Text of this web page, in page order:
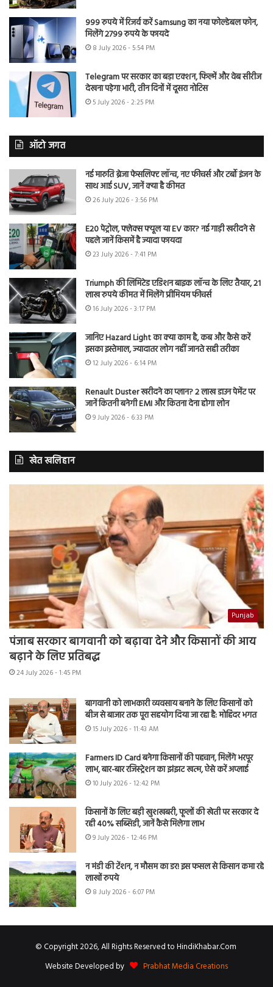
999 रुपये में रिजर्व करें Samsung का नया फोल्डेबल फोन,
मिलेंगे 2799 रुपये के फायदे
8 July 2026 - 5:54 PM
Telegram पर सरकार का बड़ा एक्शन, फिल्में और वेब सीरीज
देखना पड़ेगा भारी, तीन दिनों में दूसरा नोटिस
5 July 2026 - 2:25 PM
ऑटो जगत
नई मारुति ब्रेजा फेसलिफ्ट लॉन्च, नए फीचर्स और टर्बो इंजन के
साथ आई SUV, जानें क्या है कीमत
26 July 2026 - 3:56 PM
E20 पेट्रोल, फ्लेक्स फ्यूल या EV कार? नई गाड़ी खरीदने से
पहले जानें किसमें है ज्यादा फायदा
23 July 2026 - 7:41 PM
Triumph की लिमिटेड एडिशन बाइक लॉन्च के लिए तैयार, 21
लाख रुपये कीमत में मिलेंगे प्रीमियम फीचर्स
16 July 2026 - 3:17 PM
जानिए Hazard Light का क्या काम है, कब और कैसे करें
इसका इस्तेमाल, ज्यादातर लोग नहीं जानते सही तरीका
12 July 2026 - 6:14 PM
Renault Duster खरीदने का प्लान? 2 लाख डाउन पेमेंट पर
जानें कितनी बनेगी EMI और कितना देना होगा लोन
9 July 2026 - 6:33 PM
खेत खलिहान
Punjab
पंजाब सरकार बागवानी को बढ़ावा देने और किसानों की आय
बढ़ाने के लिए प्रतिबद्ध
24 July 2026 - 1:45 PM
बागवानी को लाभकारी व्यवसाय बनाने के लिए किसानों को
बीज से बाजार तक पूरा सहयोग दिया जा रहा है: मोहिंदर भगत
15 July 2026 - 11:43 AM
Farmers ID Card बनेगा किसानों की पहचान, मिलेंगे भरपूर
लाभ, बार-बार रजिस्ट्रेशन का झंझट खत्म, ऐसे करें अप्लाई
10 July 2026 - 12:42 PM
किसानों के लिए बड़ी खुशखबरी, फूलों की खेती पर सरकार दे
रही 40% सब्सिडी, जानें कैसे मिलेगा लाभ
9 July 2026 - 12:46 PM
न मंडी की टेंशन, न मौसम का डर! इस फसल से किसान कमा रहे
लाखों रुपये
8 July 2026 - 6:07 PM
© Copyright 2026, All Rights Reserved to HindiKhabar.Com
Website Developed by
Prabhat Media Creations